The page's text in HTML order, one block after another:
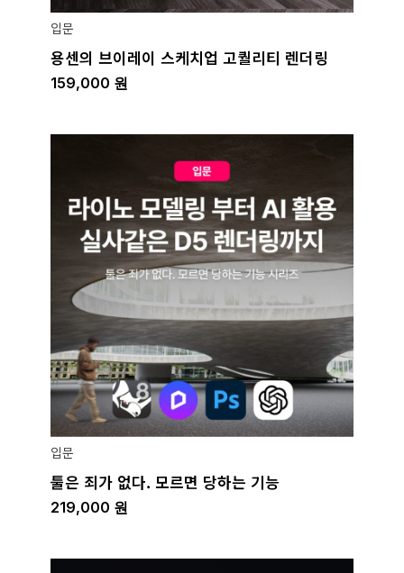
입문
용센의 브이레이 스케치업 고퀄리티 렌더링
159,000 원
입문
툴은 죄가 없다. 모르면 당하는 기능
219,000 원